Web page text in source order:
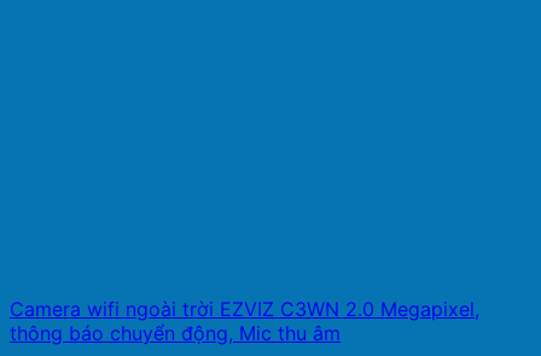
Camera wifi ngoài trời EZVIZ C3WN 2.0 Megapixel,
thông báo chuyển động, Mic thu âm